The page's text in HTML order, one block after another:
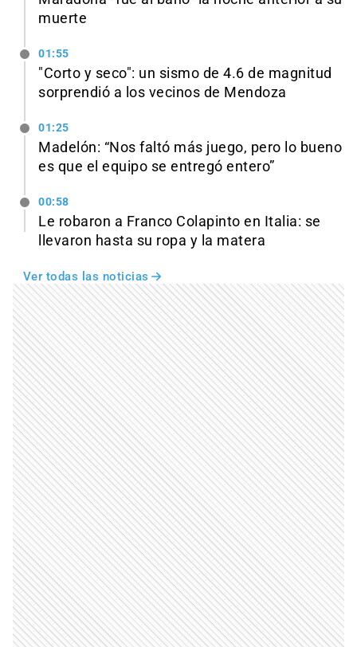
muerte
01:55
"Corto y seco": un sismo de 4.6 de magnitud
sorprendió a los vecinos de Mendoza
01:25
Madelón: “Nos faltó más juego, pero lo bueno
es que el equipo se entregó entero”
00:58
Le robaron a Franco Colapinto en Italia: se
llevaron hasta su ropa y la matera
Ver todas las noticias